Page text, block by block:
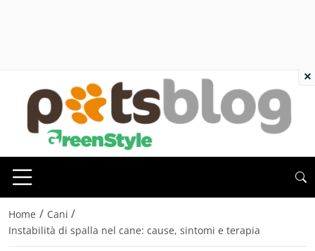
Home / Cani /
Instabilità di spalla nel cane: cause, sintomi e terapia
×